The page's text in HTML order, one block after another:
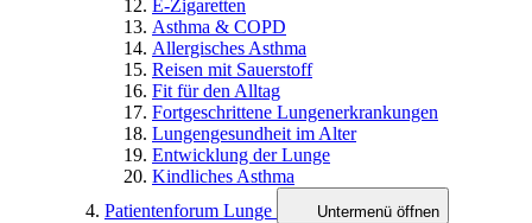
E-Zigaretten
Asthma & COPD
Allergisches Asthma
Reisen mit Sauerstoff
Fit für den Alltag
Fortgeschrittene Lungenerkrankungen
Lungengesundheit im Alter
Entwicklung der Lunge
Kindliches Asthma
Patientenforum Lunge
Untermenü öffnen